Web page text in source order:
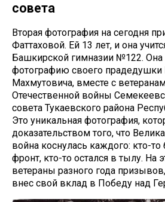
совета
Вторая фотография на сегодня
Фаттаховой. Ей 13 лет, и она
Башкирской гимназии №122. Она
фотографию своего прадедушки
Махмутовича, вместе с
Отечественной войны
совета Тукаевского района
Это уникальная фотография,
доказательством того, что
война коснулась каждого: кто-
фронт, кто-то остался в тылу. На
ветераны разного года
внес свой вклад в Победу над